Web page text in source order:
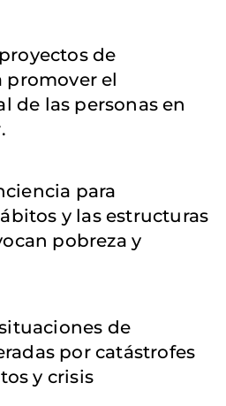
de
promover el
de las personas en
para
y las estructuras
pobreza y
de
por catástrofes
y crisis